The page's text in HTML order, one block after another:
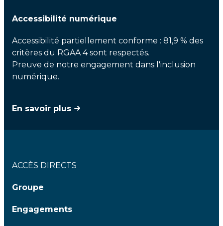
Accessibilité numérique
Accessibilité partiellement conforme : 81,9 % des
critères du RGAA 4 sont respectés.
Preuve de notre engagement dans l'inclusion
numérique.
En savoir plus
ACCÈS DIRECTS
Groupe
Engagements